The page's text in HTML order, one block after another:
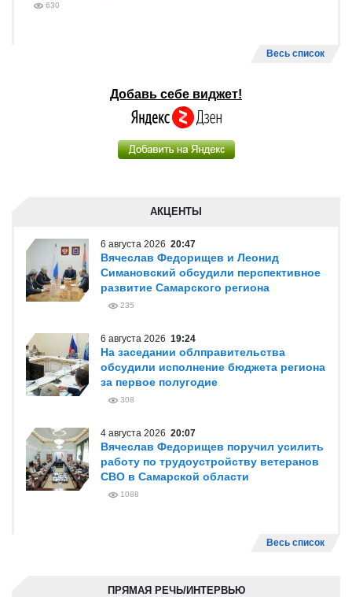
630
Весь список
Добавь себе виджет!
АКЦЕНТЫ
6 августа 2026 20:47
Вячеслав Федорищев и Леонид
Симановский обсудили перспективное
развитие Самарского региона
235
6 августа 2026 19:24
На заседании облправительства
обсудили исполнение бюджета региона
за первое полугодие
308
4 августа 2026 20:07
Вячеслав Федорищев поручил усилить
работу по трудоустройству ветеранов
СВО в Самарской области
1088
Весь список
ПРЯМАЯ РЕЧЬ/ИНТЕРВЬЮ